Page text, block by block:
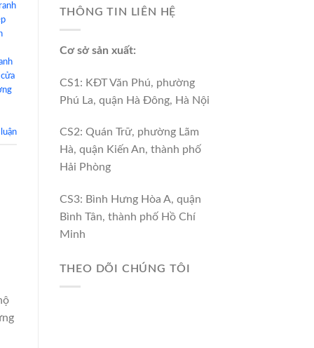
THÔNG TIN LIÊN HỆ
Cơ sở sản xuất:
CS1: KĐT Văn Phú, phường
Phú La, quận Hà Đông, Hà Nội
CS2: Quán Trữ, phường Lãm
Hà, quận Kiến An, thành phố
Hải Phòng
CS3: Bình Hưng Hòa A, quận
Bình Tân, thành phố Hồ Chí
Minh
THEO DÕI CHÚNG TÔI